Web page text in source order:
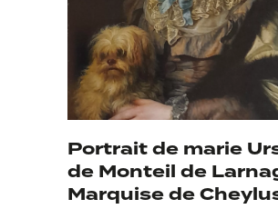
Portrait de marie
de Monteil de
Marquise de